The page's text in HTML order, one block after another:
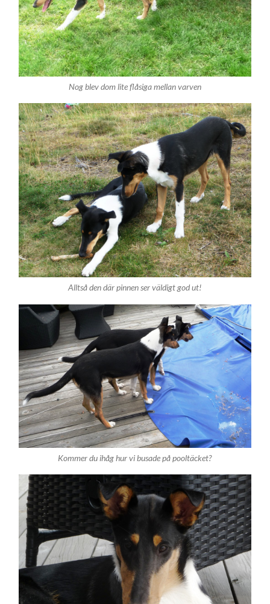
Nog blev dom lite flåsiga mellan varven
Alltså den där pinnen ser väldigt god ut!
Kommer du ihåg hur vi busade på pooltäcket?